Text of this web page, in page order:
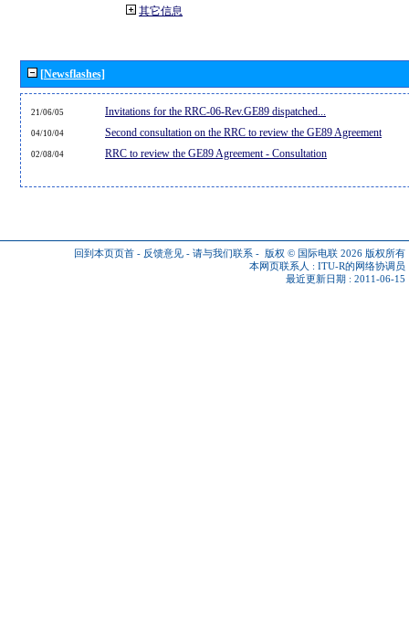
其它信息
[Newsflashes]
21/06/05 Invitations for the RRC-06-Rev.GE89 dispatched...
04/10/04 Second consultation on the RRC to review the GE89 Agreement
02/08/04 RRC to review the GE89 Agreement - Consultation
回到本页页首 - 反馈意见 - 请与我们联系 - 版权 © 国际电联 2026 版权所有
本网页联系人 : ITU-R的网络协调员
最近更新日期 : 2011-06-15